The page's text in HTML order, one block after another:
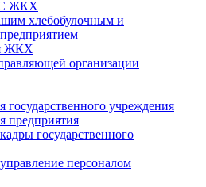
ЖКХ
хлебобулочным и
ЖКХ
организации
государственного учреждения
предприятия
государственного
персоналом